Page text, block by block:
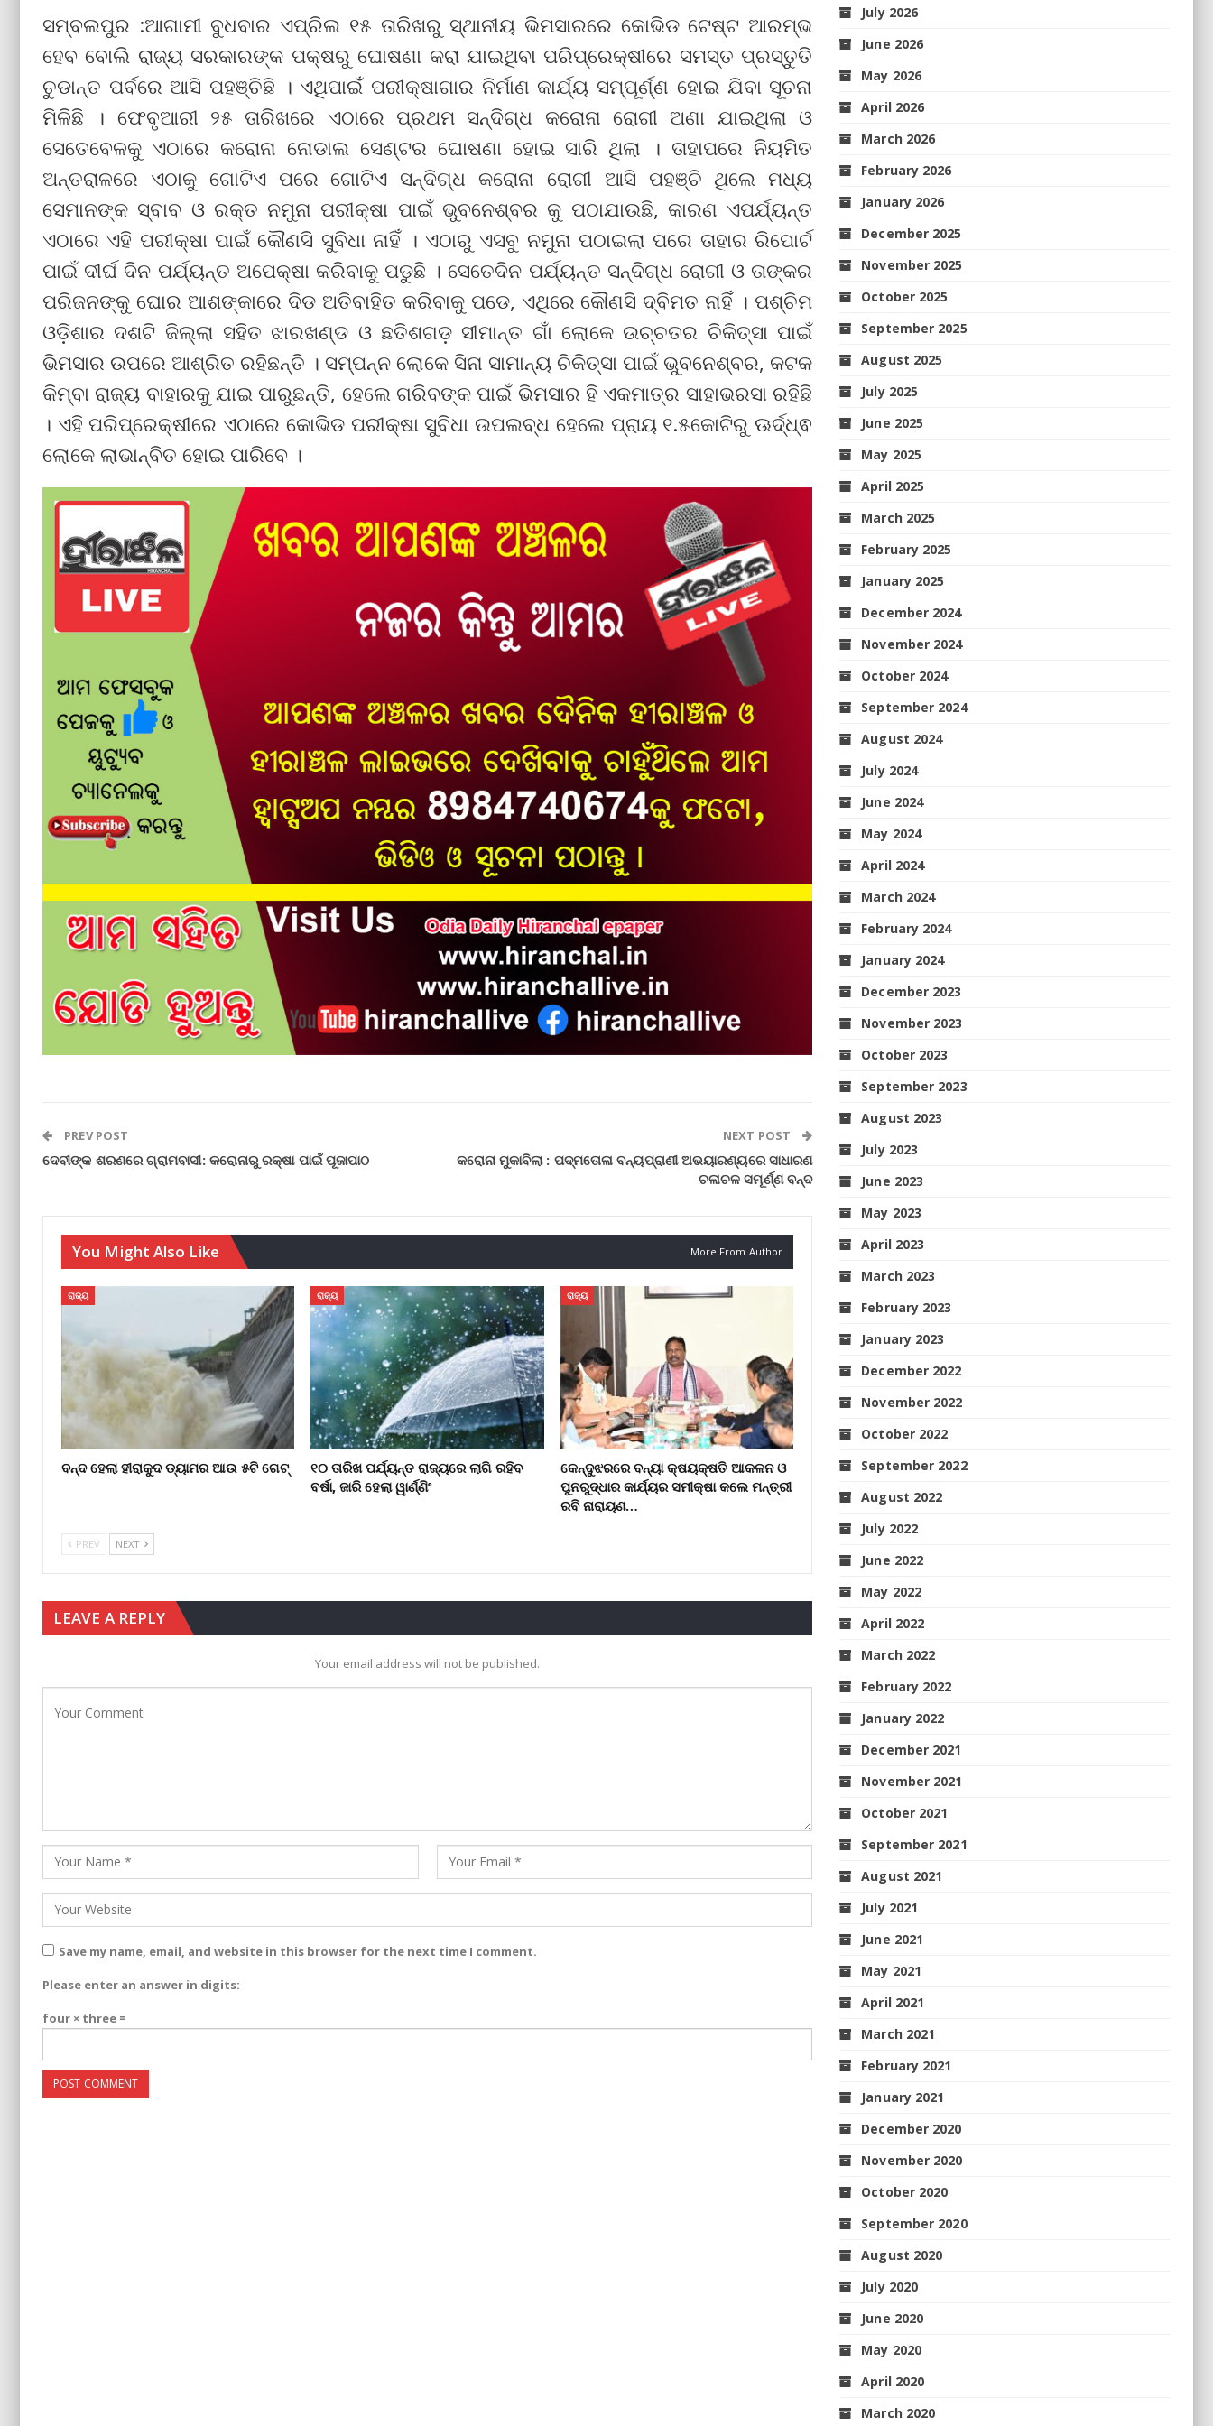
ସମ୍ବଲପୁର :ଆଗାମୀ ବୁଧବାର ଏପ୍ରିଲ ୧୫ ତାରିଖରୁ ସ୍ଥାନୀୟ ଭିମସାରରେ କୋଭିଡ ଟେଷ୍ଟ ଆରମ୍ଭ
ହେବ ବୋଲି ରାଜ୍ୟ ସରକାରଙ୍କ ପକ୍ଷରୁ ଘୋଷଣା କରା ଯାଇଥିବା ପରିପ୍ରେକ୍ଷୀରେ ସମସ୍ତ ପ୍ରସ୍ତୁତି
ଚୁଡାନ୍ତ ପର୍ବରେ ଆସି ପହଞ୍ଚିଛି । ଏଥିପାଇଁ ପରୀକ୍ଷାଗାର ନିର୍ମାଣ କାର୍ଯ୍ୟ ସମ୍ପୂର୍ଣ୍ଣ ହୋଇ ଯିବା ସୂଚନା
ମିଳିଛି । ଫେବୃଆରୀ ୨୫ ତାରିଖରେ ଏଠାରେ ପ୍ରଥମ ସନ୍ଦିଗ୍ଧ କରୋନା ରୋଗୀ ଅଣା ଯାଇଥିଲା ଓ
ସେତେବେଳକୁ ଏଠାରେ କରୋନା ନୋଡାଲ ସେଣ୍ଟର ଘୋଷଣା ହୋଇ ସାରି ଥିଲା । ତାହାପରେ ନିୟମିତ
ଅନ୍ତରାଳରେ ଏଠାକୁ ଗୋଟିଏ ପରେ ଗୋଟିଏ ସନ୍ଦିଗ୍ଧ କରୋନା ରୋଗୀ ଆସି ପହଞ୍ଚି ଥିଲେ ମଧ୍ୟ
ସେମାନଙ୍କ ସ୍ବାବ ଓ ରକ୍ତ ନମୁନା ପରୀକ୍ଷା ପାଇଁ ଭୁବନେଶ୍ବର କୁ ପଠାଯାଉଛି, କାରଣ ଏପର୍ଯ୍ୟନ୍ତ
ଏଠାରେ ଏହି ପରୀକ୍ଷା ପାଇଁ କୌଣସି ସୁବିଧା ନାହିଁ । ଏଠାରୁ ଏସବୁ ନମୁନା ପଠାଇଲା ପରେ ତାହାର ରିପୋର୍ଟ
ପାଇଁ ଦୀର୍ଘ ଦିନ ପର୍ଯ୍ୟନ୍ତ ଅପେକ୍ଷା କରିବାକୁ ପଡୁଛି । ସେତେଦିନ ପର୍ଯ୍ୟନ୍ତ ସନ୍ଦିଗ୍ଧ ରୋଗୀ ଓ ତାଙ୍କର
ପରିଜନଙ୍କୁ ଘୋର ଆଶଙ୍କାରେ ଦିଡ ଅତିବାହିତ କରିବାକୁ ପଡେ, ଏଥିରେ କୌଣସି ଦ୍ବିମତ ନାହିଁ । ପଶ୍ଚିମ
ଓଡ଼ିଶାର ଦଶଟି ଜିଲ୍ଲା ସହିତ ଝାରଖଣ୍ଡ ଓ ଛତିଶଗଡ଼ ସୀମାନ୍ତ ଗାଁ ଲୋକେ ଉଚ୍ଚତର ଚିକିତ୍ସା ପାଇଁ
ଭିମସାର ଉପରେ ଆଶ୍ରିତ ରହିଛନ୍ତି । ସମ୍ପନ୍ନ ଲୋକେ ସିନା ସାମାନ୍ୟ ଚିକିତ୍ସା ପାଇଁ ଭୁବନେଶ୍ବର, କଟକ
କିମ୍ବା ରାଜ୍ୟ ବାହାରକୁ ଯାଇ ପାରୁଛନ୍ତି, ହେଲେ ଗରିବଙ୍କ ପାଇଁ ଭିମସାର ହି ଏକମାତ୍ର ସାହାଭରସା ରହିଛି
। ଏହି ପରିପ୍ରେକ୍ଷୀରେ ଏଠାରେ କୋଭିଡ ପରୀକ୍ଷା ସୁବିଧା ଉପଲବ୍ଧ ହେଲେ ପ୍ରାୟ ୧.୫କୋଟିରୁ ଊର୍ଦ୍ଧ୍ଵ
ଲୋକେ ଲାଭାନ୍ବିତ ହୋଇ ପାରିବେ ।
PREV POST
ଦେବୀଙ୍କ ଶରଣରେ ଗ୍ରାମବାସୀ: କରୋନାରୁ ରକ୍ଷା ପାଇଁ ପୂଜାପାଠ
NEXT POST
କରୋନା ମୁକାବିଲା : ପଦ୍ମତୋଳା ବନ୍ୟପ୍ରାଣୀ ଅଭୟାରଣ୍ୟରେ ସାଧାରଣ
ଚଳାଚଳ ସମୂର୍ଣ୍ଣ ବନ୍ଦ
You Might Also Like More From Author
ରାଜ୍ୟ
ବନ୍ଦ ହେଲା ହୀରାକୁଦ ଡ୍ୟାମର ଆଉ ୫ଟି ଗେଟ୍
ରାଜ୍ୟ
୧୦ ତାରିଖ ପର୍ଯ୍ୟନ୍ତ ରାଜ୍ୟରେ ଲାଗି ରହିବ
ବର୍ଷା, ଜାରି ହେଲା ୱାର୍ଣ୍ଣିଂ
ରାଜ୍ୟ
କେନ୍ଦୁଝରରେ ବନ୍ୟା କ୍ଷୟକ୍ଷତି ଆକଳନ ଓ
ପୁନରୁଦ୍ଧାର କାର୍ଯ୍ୟର ସମୀକ୍ଷା କଲେ ମନ୍ତ୍ରୀ
ରବି ନାରାୟଣ…
PREV NEXT
LEAVE A REPLY
Your email address will not be published.
Save my name, email, and website in this browser for the next time I comment.
Please enter an answer in digits:
four × three =
July 2026
June 2026
May 2026
April 2026
March 2026
February 2026
January 2026
December 2025
November 2025
October 2025
September 2025
August 2025
July 2025
June 2025
May 2025
April 2025
March 2025
February 2025
January 2025
December 2024
November 2024
October 2024
September 2024
August 2024
July 2024
June 2024
May 2024
April 2024
March 2024
February 2024
January 2024
December 2023
November 2023
October 2023
September 2023
August 2023
July 2023
June 2023
May 2023
April 2023
March 2023
February 2023
January 2023
December 2022
November 2022
October 2022
September 2022
August 2022
July 2022
June 2022
May 2022
April 2022
March 2022
February 2022
January 2022
December 2021
November 2021
October 2021
September 2021
August 2021
July 2021
June 2021
May 2021
April 2021
March 2021
February 2021
January 2021
December 2020
November 2020
October 2020
September 2020
August 2020
July 2020
June 2020
May 2020
April 2020
March 2020